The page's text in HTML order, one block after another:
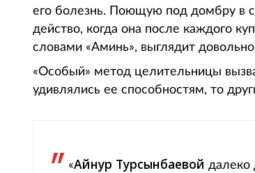
его болезнь. Поющую под домбру в
действо, когда она после каждого
словами «Аминь», выглядит
«Особый» метод целительницы
удивлялись ее способностям, то
«Айнур Турсынбаевой далеко